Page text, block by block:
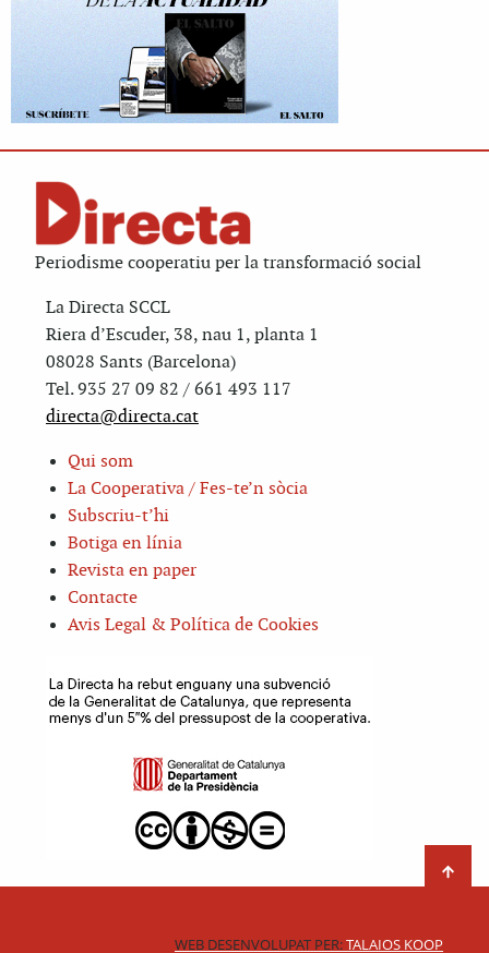
Periodisme cooperatiu per la transformació social
La Directa SCCL
Riera d’Escuder, 38, nau 1, planta 1
08028 Sants (Barcelona)
Tel. 935 27 09 82 / 661 493 117
directa@directa.cat
Qui som
La Cooperativa / Fes-te’n sòcia
Subscriu-t’hi
Botiga en línia
Revista en paper
Contacte
Avis Legal & Política de Cookies
WEB DESENVOLUPAT PER:TALAIOS KOOP